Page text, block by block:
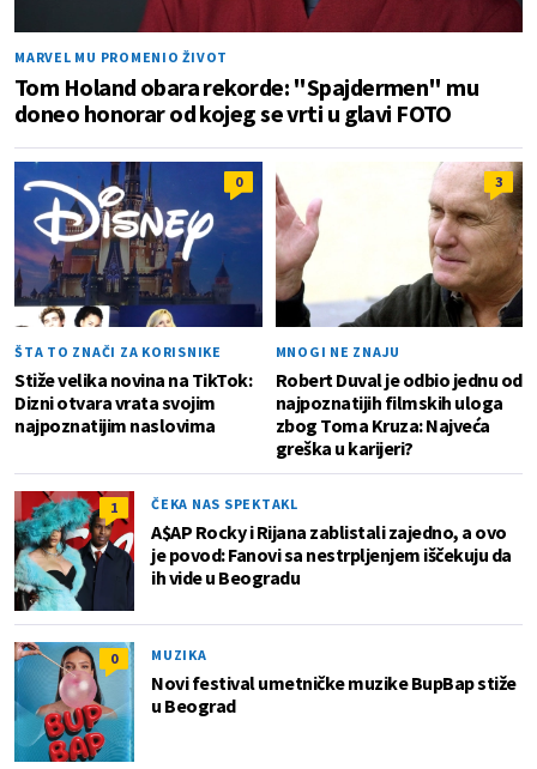
MARVEL MU PROMENIO ŽIVOT
Tom Holand obara rekorde: "Spajdermen" mu
doneo honorar od kojeg se vrti u glavi FOTO
0
ŠTA TO ZNAČI ZA KORISNIKE
Stiže velika novina na TikTok:
Dizni otvara vrata svojim
najpoznatijim naslovima
3
MNOGI NE ZNAJU
Robert Duval je odbio jednu od
najpoznatijih filmskih uloga
zbog Toma Kruza: Najveća
greška u karijeri?
1 ČEKA NAS SPEKTAKL
A$AP Rocky i Rijana zablistali zajedno, a ovo
je povod: Fanovi sa nestrpljenjem iščekuju da
ih vide u Beogradu
0 MUZIKA
Novi festival umetničke muzike BupBap stiže
u Beograd